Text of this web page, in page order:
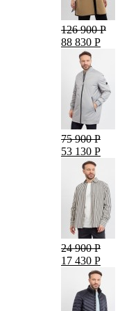
126 900 Р
88 830 Р
75 900 Р
53 130 Р
24 900 Р
17 430 Р